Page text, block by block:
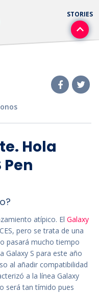
Hola
Pen
atípico. El Galaxy
pero se trata de una
pasará mucho tiempo
Galaxy S para este año
al añadir compatibilidad
a la línea Galaxy
será tan tímido pues